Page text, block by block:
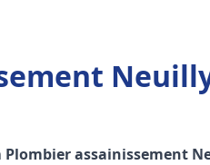
Plombier assainissement